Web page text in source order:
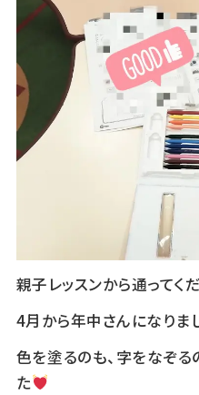
親子レッスンから通ってく
4月から年中さんになりま
色を塗るのも、字をなぞる
た